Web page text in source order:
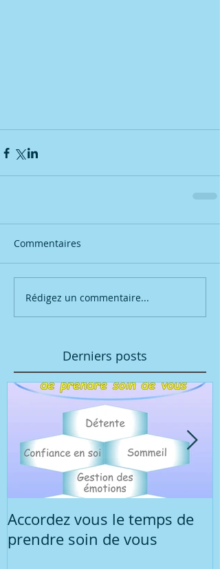
Commentaires
Rédigez un commentaire...
Derniers posts
Accordez vous le temps de
prendre soin de vous